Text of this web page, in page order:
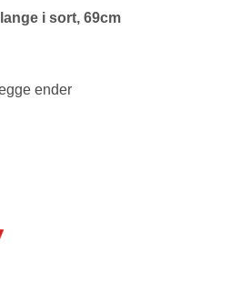
i sort, 69cm
ender